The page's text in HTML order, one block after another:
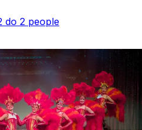
do 2 people